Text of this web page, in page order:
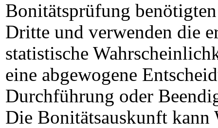
Bonitätsprüfung
Dritte und verwenden die
statistische
eine abgewogene
Durchführung oder
Die Bonitätsauskunft kann